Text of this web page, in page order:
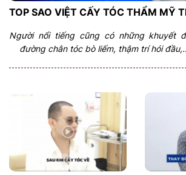
TOP SAO VIỆT CẤY TÓC THẨM MỸ
Người nổi tiếng cũng có những khuyết
đường chân tóc bò liếm, thậm trí hói